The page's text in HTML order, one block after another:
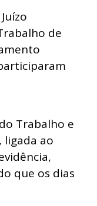
de
Trabalho e
ligada ao
que os dias